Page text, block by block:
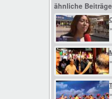
ähnliche Beiträge